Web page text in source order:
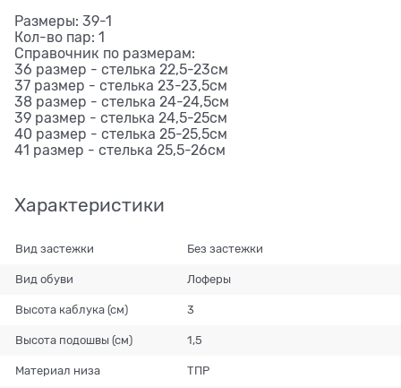
Размеры: 39-1
Кол-во пар: 1
Справочник по размерам:
36 размер - стелька 22,5-23см
37 размер - стелька 23-23,5см
38 размер - стелька 24-24,5см
39 размер - стелька 24,5-25см
40 размер - стелька 25-25,5см
41 размер - стелька 25,5-26см
Характеристики
Вид застежки Без застежки
Вид обуви Лоферы
Высота каблука (см) 3
Высота подошвы (см) 1,5
Материал низа ТПР